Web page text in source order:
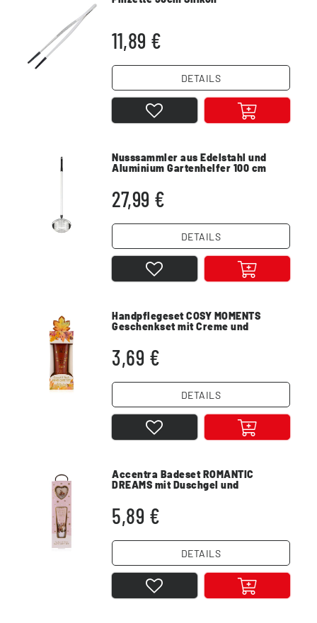
11,89 €
DETAILS
Nusssammler aus Edelstahl und
Aluminium Gartenhelfer 100 cm
27,99 €
DETAILS
Handpflegeset COSY MOMENTS
Geschenkset mit Creme und
3,69 €
DETAILS
Accentra Badeset ROMANTIC
DREAMS mit Duschgel und
5,89 €
DETAILS